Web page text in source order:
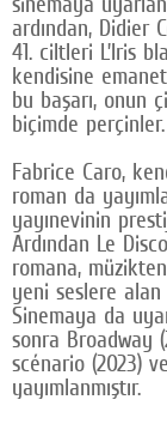
ardından, Didier
41. ciltleri L’Iris
kendisine
bu başarı, onun
biçimde perçinler.
Fabrice Caro,
roman da
yayınevinin
Ardından Le
romana,
yeni seslere
Sinemaya da
sonra Broadway
scénario (2023)
yayımlanmıştır.